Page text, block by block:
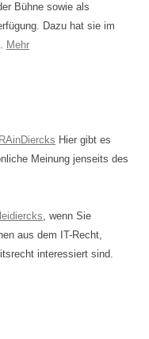
Bühne sowie als
Dazu hat sie im
Mehr
Hier gibt es
Meinung jenseits des
, wenn Sie
aus dem IT-Recht,
interessiert sind.